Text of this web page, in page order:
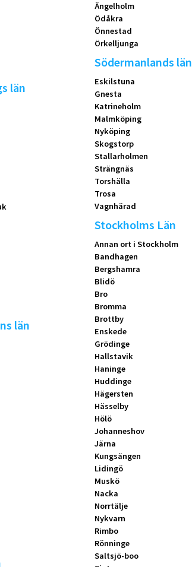
län
län
Ängelholm
Ödåkra
Önnestad
Örkelljunga
Södermanlands län
Eskilstuna
Gnesta
Katrineholm
Malmköping
Nyköping
Skogstorp
Stallarholmen
Strängnäs
Torshälla
Trosa
Vagnhärad
Stockholms Län
Annan ort i Stockholm
Bandhagen
Bergshamra
Blidö
Bro
Bromma
Brottby
Enskede
Grödinge
Hallstavik
Haninge
Huddinge
Hägersten
Hässelby
Hölö
Johanneshov
Järna
Kungsängen
Lidingö
Muskö
Nacka
Norrtälje
Nykvarn
Rimbo
Rönninge
Saltsjö-boo